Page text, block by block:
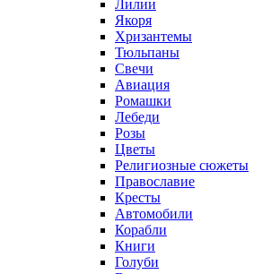
Лилии
Якоря
Хризантемы
Тюльпаны
Свечи
Авиация
Ромашки
Лебеди
Розы
Цветы
Религиозные сюжеты
Православие
Кресты
Автомобили
Корабли
Книги
Голуби